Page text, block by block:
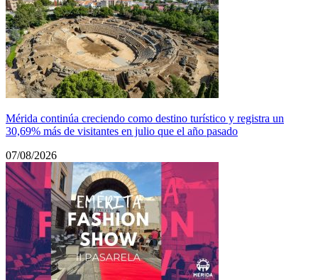
Mérida continúa creciendo como destino turístico y registra un
30,69% más de visitantes en julio que el año pasado
07/08/2026